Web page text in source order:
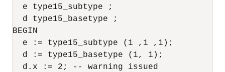
  e type15_subtype ;
  d type15_basetype ;
BEGIN
  e := type15_subtype (1 ,1 ,1);
  d := type15_basetype (1, 1);
  d.x := 2; -- warning issued